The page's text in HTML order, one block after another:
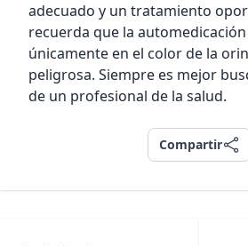
adecuado y un tratamiento
recuerda que la
únicamente en el color de la
peligrosa. Siempre es mejor
de un profesional de la salud.
Compartir
Compartir